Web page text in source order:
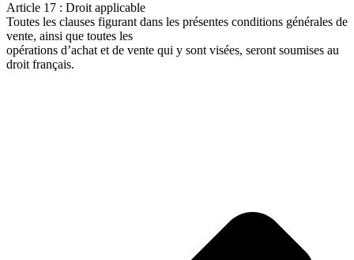
Article 17 : Droit applicable
Toutes les clauses figurant dans les présentes conditions générales de
vente, ainsi que toutes les
opérations d’achat et de vente qui y sont visées, seront soumises au
droit français.